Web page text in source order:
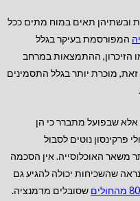
ובשתיהן תאים במוח מתים ככל
המפורסמת בעיקר בגלל
הזיכרון, ההתמצאות במרחב
מוכרת יותר בגלל התסמינים
שבפועל מתברר כי הן
פרקינסון נוטים לסבול
משאר האוכלוסייה. אין הסכמה
שהשכיחות יכולה להגיע גם
שסובלים מדמנציה.